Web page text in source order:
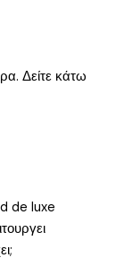
Δείτε κάτω
de luxe